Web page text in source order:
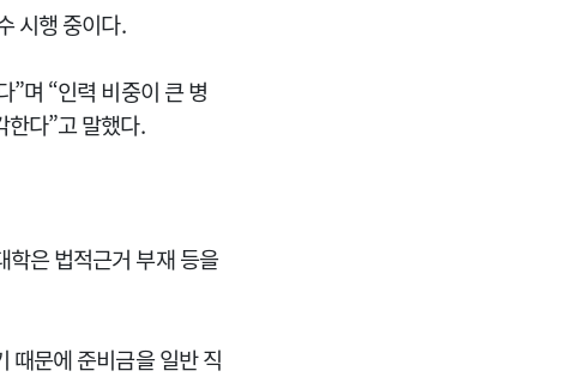
시행 중이다.
”며 “인력 비중이 큰 병
한다”고 말했다.
학은 법적근거 부재 등을
때문에 준비금을 일반 직